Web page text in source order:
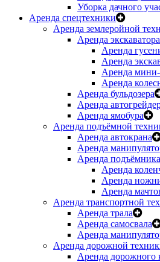
Уборка дачного
Аренда спецтехники
Аренда землеройной
Аренда экскаватора
Аренда
Аренда
Аренда мини-
Аренда
Аренда бульдозера
Аренда
Аренда ямобура
Аренда подъёмной
Аренда автокрана
Аренда
Аренда подъёмника
Аренда
Аренда
Аренда
Аренда транспортной
Аренда трала
Аренда самосвала
Аренда
Аренда дорожной
Аренда дорожного